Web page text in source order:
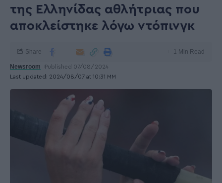
της Ελληνίδας αθλήτριας που
αποκλείστηκε λόγω ντόπινγκ
Last updated: 2024/08/07 at 10:31 ΜΜ
Newsroom Published 07/08/2024
Share 1 Min Read